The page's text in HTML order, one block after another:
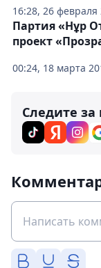
16:28, 26 февраля
00:24, 18 марта
Партия «Нұр
проект
Следите за